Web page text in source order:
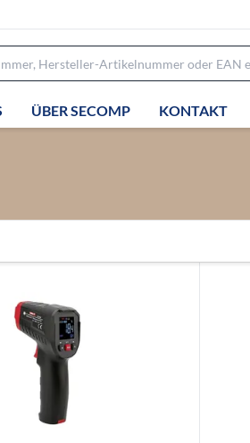
ÜBER SECOMP KONTAKT